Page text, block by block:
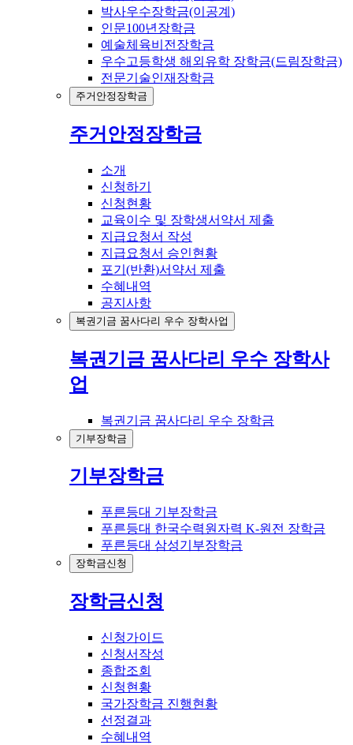
박사우수장학금(이공계)
인문100년장학금
예술체육비전장학금
우수고등학생 해외유학 장학금(드림장학금)
전문기술인재장학금
주거안정장학금
주거안정장학금
소개
신청하기
신청현황
교육이수 및 장학생서약서 제출
지급요청서 작성
지급요청서 승인현황
포기(반환)서약서 제출
수혜내역
공지사항
복권기금 꿈사다리 우수 장학사업
복권기금 꿈사다리 우수 장학사
업
복권기금 꿈사다리 우수 장학금
기부장학금
기부장학금
푸른등대 기부장학금
푸른등대 한국수력원자력 K-원전 장학금
푸른등대 삼성기부장학금
장학금신청
장학금신청
신청가이드
신청서작성
종합조회
신청현황
국가장학금 진행현황
선정결과
수혜내역